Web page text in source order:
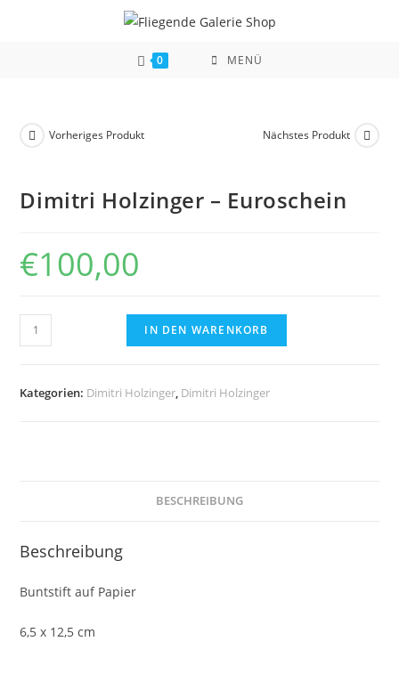
0 MENÜ
Vorheriges Produkt Nächstes Produkt
Dimitri Holzinger – Euroschein
€100,00
Dimitri
Holzinger
Euroschein
IN DEN WARENKORB
Kategorien: Dimitri Holzinger Dimitri Holzinger
BESCHREIBUNG
Beschreibung
Buntstift auf Papier
6,5 x 12,5 cm